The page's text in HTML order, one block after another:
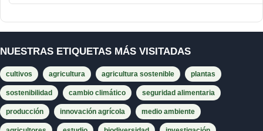
NUESTRAS ETIQUETAS MÁS VISITADAS
cultivos agricultura agricultura sostenible plantas
sostenibilidad cambio climático seguridad alimentaria
producción innovación agrícola medio ambiente